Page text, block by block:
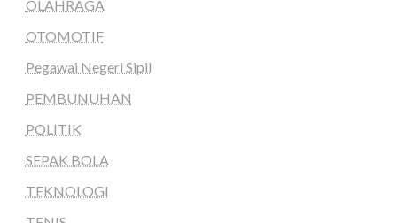
OLAHRAGA
OTOMOTIF
Pegawai Negeri Sipil
PEMBUNUHAN
POLITIK
SEPAK BOLA
TEKNOLOGI